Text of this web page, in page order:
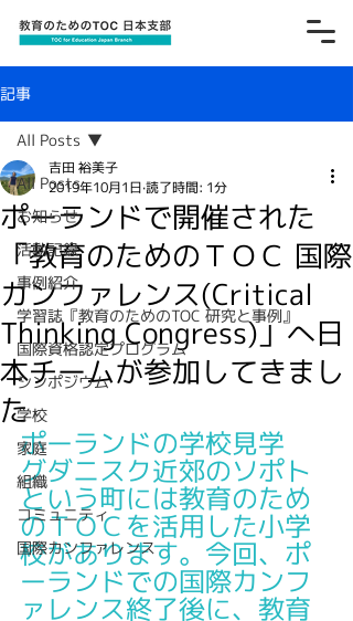
記事
All Posts
お知らせ
活動記録
事例紹介
学習誌『教育のためのTOC 研究と事例』
国際資格認定プログラム
シンポジウム
学校
家庭
組織
コミュニティ
国際カンファレンス
All Posts
ポーランドで開催された
「教育のためのＴＯＣ 国際
カンファレンス(Critical
Thinking Congress)」へ日
本チームが参加してきまし
た
吉田 裕美子
2019年10月1日 読了時間: 1分
ポーランドの学校見学
グダニスク近郊のソポト
という町には教育のため
のＴＯＣを活用した小学
校があります。今回、ポ
ーランドでの国際カンフ
ァレンス終了後に、教育